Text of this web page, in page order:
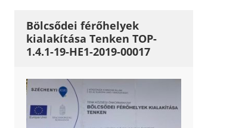
Bölcsődei férőhelyek
kialakítása Tenken TOP-
1.4.1-19-HE1-2019-00017